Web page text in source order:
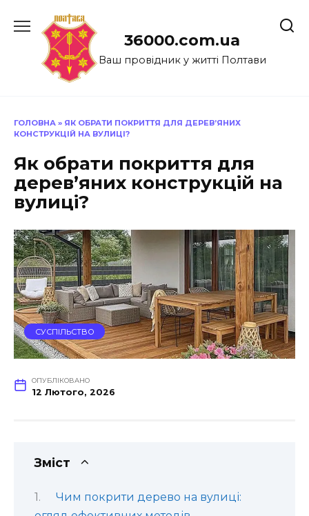
до
36000.com.ua
Ваш провідник у житті Полтави
ГОЛОВНА » ЯК ОБРАТИ ПОКРИТТЯ ДЛЯ ДЕРЕВ’ЯНИХ
КОНСТРУКЦІЙ НА ВУЛИЦІ?
Як обрати покриття для
дерев’яних конструкцій на
вулиці?
СУСПІЛЬСТВО
ОПУБЛІКОВАНО
12 Лютого, 2026
Зміст
Чим покрити дерево на вулиці: